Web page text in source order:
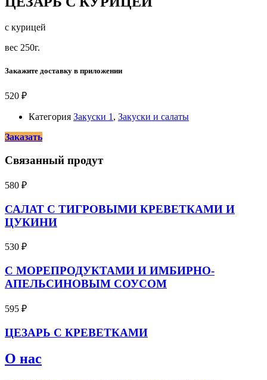
с курицей
вес 250г.
Закажите доставку в приложении
520 ₽
Категория Закуски 1, Закуски и салаты
Заказать
Связанный продут
580 ₽
САЛАТ С ТИГРОВЫМИ КРЕВЕТКАМИ И
ЦУКИНИ
530 ₽
С МОРЕПРОДУКТАМИ И ИМБИРНО-
АПЕЛЬСИНОВЫМ СОУСОМ
595 ₽
ЦЕЗАРЬ С КРЕВЕТКАМИ
О нас